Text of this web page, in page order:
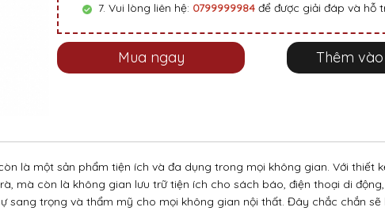
7. Vui lòng liên hệ: 0799999984để được giải đáp và hỗ
Thêm
Mua ngay
là một sản phẩm tiện ích và đa dụng trong mọi không gian. Với thiết
mà còn là không gian lưu trữ tiện ích cho sách báo, điện thoại di
sang trọng và thẩm mỹ cho mọi không gian nội thất. Đây chắc chắn